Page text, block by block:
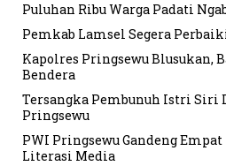
Puluhan Ribu Warga Padati
Pemkab Lamsel Segera
Kapolres Pringsewu Blusukan,
Bendera
Tersangka Pembunuh Istri
Pringsewu
PWI Pringsewu Gandeng
Literasi Media